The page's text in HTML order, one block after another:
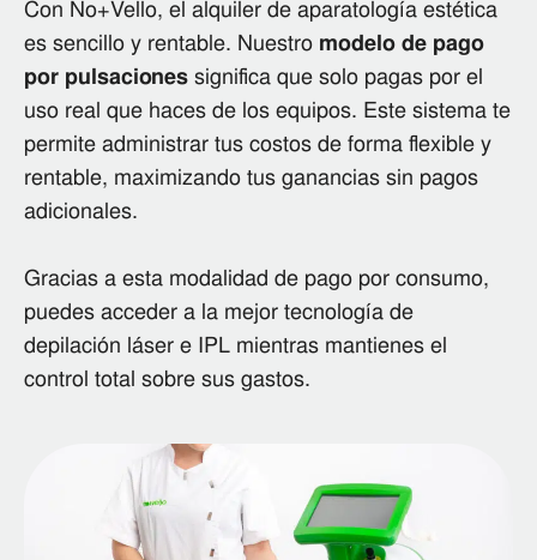
Con No+Vello, el alquiler de aparatología estética
es sencillo y rentable. Nuestro modelo de pago
por pulsaciones significa que solo pagas por el
uso real que haces de los equipos. Este sistema te
permite administrar tus costos de forma flexible y
rentable, maximizando tus ganancias sin pagos
adicionales.
Gracias a esta modalidad de pago por consumo,
puedes acceder a la mejor tecnología de
depilación láser e IPL mientras mantienes el
control total sobre sus gastos​.